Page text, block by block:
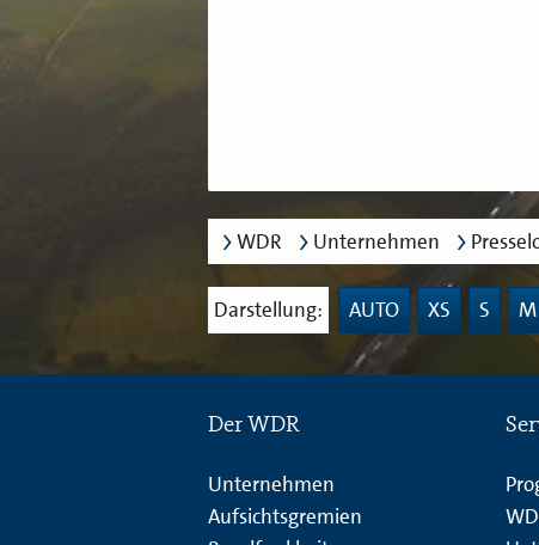
WDR Unternehmen
Darstellung: AUTO XS S M
Der WDR
Unternehmen
Aufsichtsgremien